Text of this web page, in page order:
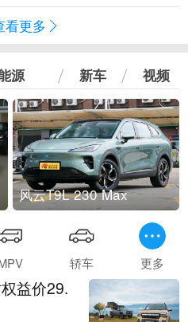
看更多
源 新车 视频
风云T9L 230 Max
轿车 更多
益价29.